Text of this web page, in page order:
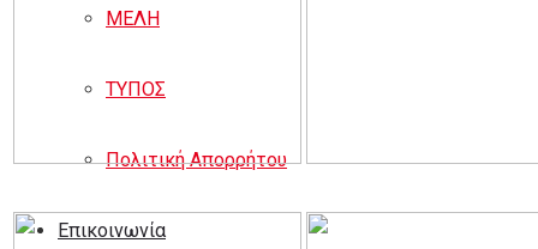
ΜΕΛΗ
ΤΥΠΟΣ
Πολιτική Απορρήτου
Eπικοινωνία